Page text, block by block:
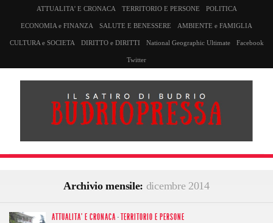
ATTUALITA’ E CRONACA TERRITORIO E PERSONE POLITICA
ECONOMIA e FINANZA SALUTE E BENESSERE AMBIENTE e FAMIGLIA
CULTURA e SOCIETA DIRITTO e DIRITTI National Geographic Ultimate Facebook
Twitter
Archivio mensile: dicembre 2014
ATTUALITA' E CRONACA ·TERRITORIO E PERSONE